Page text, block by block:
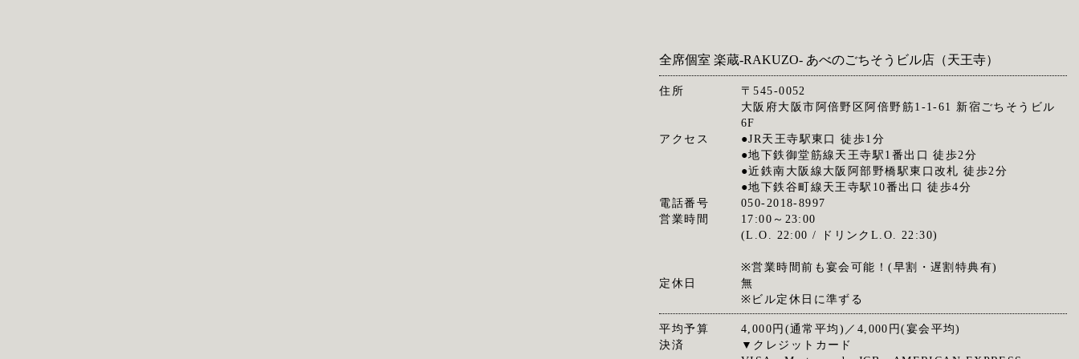
全席個室 楽蔵‐RAKUZO‐ あべのごちそうビル店（天王寺）
住所
〒545-0052
大阪府大阪市阿倍野区阿倍野筋1-1-61 新宿ごちそうビル
6F
アクセス
●JR天王寺駅東口 徒歩1分
●地下鉄御堂筋線天王寺駅1番出口 徒歩2分
●近鉄南大阪線大阪阿部野橋駅東口改札 徒歩2分
●地下鉄谷町線天王寺駅10番出口 徒歩4分
電話番号
050-2018-8997
営業時間
17:00～23:00
(L.O. 22:00 / ドリンクL.O. 22:30)
※営業時間前も宴会可能！(早割・遅割特典有)
定休日
無
※ビル定休日に準ずる
平均予算
4,000円(通常平均)／4,000円(宴会平均)
決済
▼クレジットカード